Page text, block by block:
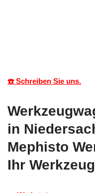
☎️ Schreiben Sie uns.
in
Mephisto
Ihr